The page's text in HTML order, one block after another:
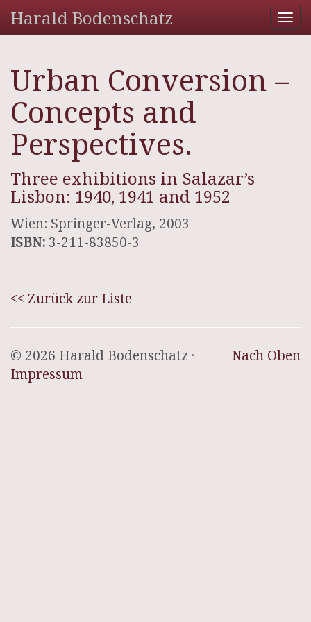
Harald Bodenschatz
Urban Conversion –
Concepts and
Perspectives.
Three exhibitions in Salazar’s
Lisbon: 1940, 1941 and 1952
Wien: Springer-Verlag, 2003
ISBN: 3-211-83850-3
<< Zurück zur Liste
Nach Oben
© 2026 Harald Bodenschatz ·
Impressum